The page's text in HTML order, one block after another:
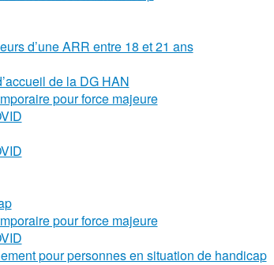
d’une ARR entre 18 et 21 ans
de la DG HAN
pour force majeure
pour force majeure
pour personnes en situation de handicap